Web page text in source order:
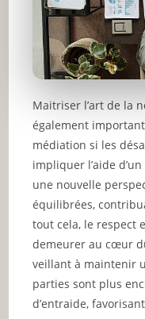
Maitriser l’art de la
également
médiation si les
impliquer l’aide
une nouvelle
équilibrées,
tout cela, le respect
demeurer au cœur
veillant à maintenir
parties sont plus
d’entraide,